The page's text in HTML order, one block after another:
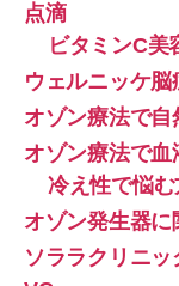
点滴
ビタミンC美
ウェルニッケ
オゾン療法で
オゾン療法で
冷え性で悩
オゾン発生器
ソララクリニ